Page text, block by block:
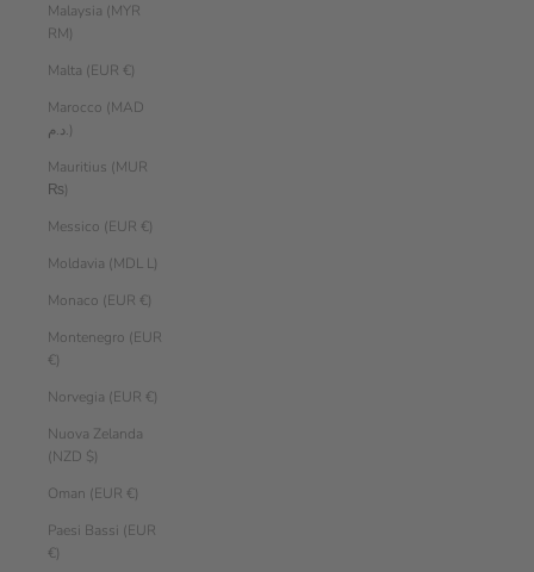
Malaysia (MYR
RM)
Malta (EUR €)
Marocco (MAD
د.م.)
Mauritius (MUR
₨)
Messico (EUR €)
Moldavia (MDL L)
Monaco (EUR €)
Montenegro (EUR
€)
Norvegia (EUR €)
Nuova Zelanda
(NZD $)
Oman (EUR €)
Paesi Bassi (EUR
€)